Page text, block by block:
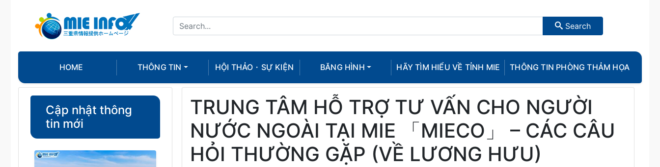
Search
HOME THÔNG TIN HỘI THẢO・SỰ KIỆN BĂNG HÌNH HÃY TÌM HIỂU VỀ TỈNH MIE THÔNG TIN PHÒNG THẢM HỌA
Cập nhật thông
tin mới
TRUNG TÂM HỖ TRỢ TƯ VẤN CHO NGƯỜI
NƯỚC NGOÀI TẠI MIE 「MIECO」 – CÁC CÂU
HỎI THƯỜNG GẶP (VỀ LƯƠNG HƯU)